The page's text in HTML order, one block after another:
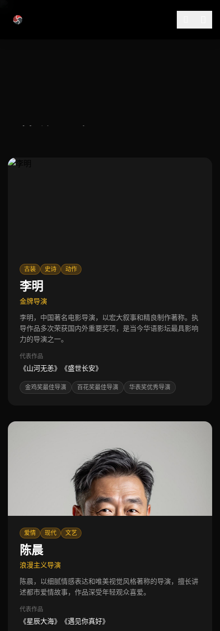
汇聚华语影坛顶尖导演力量
古装 史诗 动作
李明
金牌导演
李明，中国著名电影导演，以宏大叙事和精良制作著称。执
导作品多次荣获国内外重要奖项，是当今华语影坛最具影响
力的导演之一。
代表作品
《山河无恙》《盛世长安》
金鸡奖最佳导演 百花奖最佳导演 华表奖优秀导演
爱情 现代 文艺
陈晨
浪漫主义导演
陈晨，以细腻情感表达和唯美视觉风格著称的导演，擅长讲
述都市爱情故事，作品深受年轻观众喜爱。
代表作品
《星辰大海》《遇见你真好》